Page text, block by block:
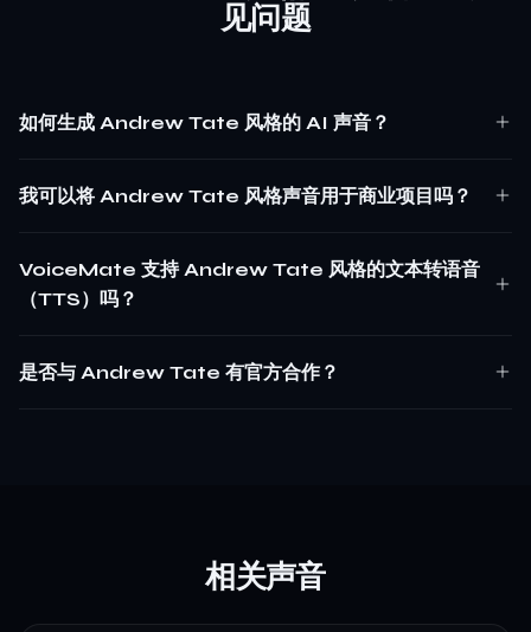
见问题
如何生成 Andrew Tate 风格的 AI 声音？
我可以将 Andrew Tate 风格声音用于商业项目吗？
VoiceMate 支持 Andrew Tate 风格的文本转语音
（TTS）吗？
是否与 Andrew Tate 有官方合作？
相关声音